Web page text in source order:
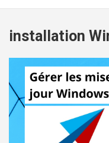
installation